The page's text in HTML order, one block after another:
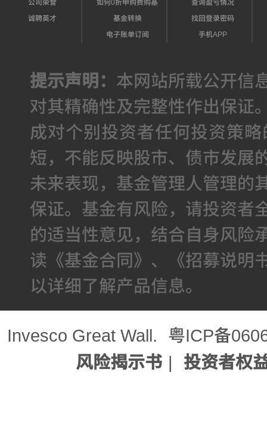
公司荣誉
诚聘英才
如何0折申购费购基
基金转换
电子账单订阅
查询盈亏情况
找回登录密码
手机APP
提示声明： 本网站所载公开信
对其精确性及完整性作出保证
成对个别投资者任何投资策
短，不能反映股市、债市发展
未来表现，基金管理人管理的
保证。基金有风险，请投资者
的适当性意见，结合自身风险
读《基金合同》、《招募说明
以详细了解产品信息。
Invesco Great Wall.
粤ICP备
风险揭示书 | 投资者权